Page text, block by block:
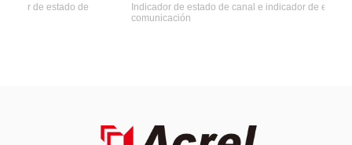
de estado de
Indicador de estado de canal e indicador de estado de
comunicación